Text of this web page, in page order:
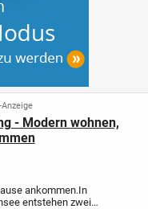
- Modern wohnen,
ankommen.In
entstehen zwei